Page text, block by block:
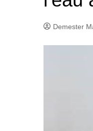
Demester